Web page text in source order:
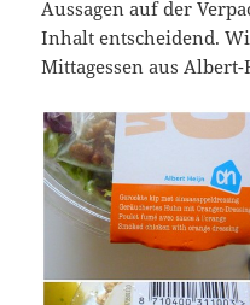
Aussagen auf der
Inhalt entscheidend.
Mittagessen aus